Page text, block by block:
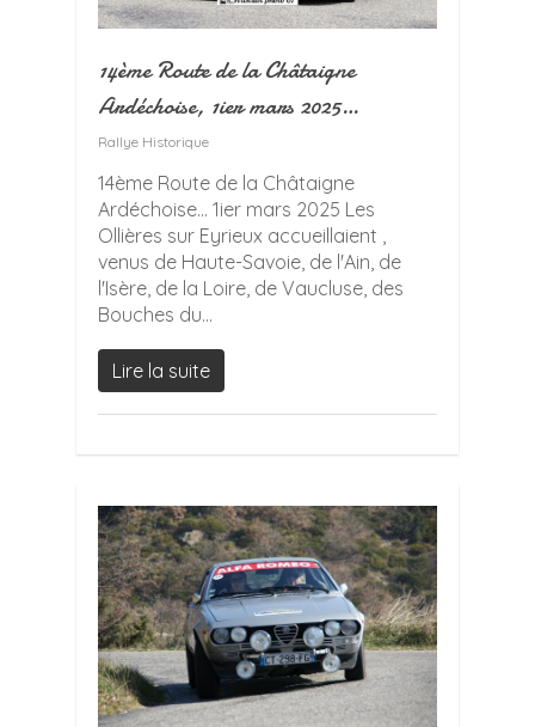
14ème Route de la Châtaigne
Ardéchoise, 1ier mars 2025…
Rallye Historique
14ème Route de la Châtaigne
Ardéchoise... 1ier mars 2025 Les
Ollières sur Eyrieux accueillaient ,
venus de Haute-Savoie, de l'Ain, de
l'Isère, de la Loire, de Vaucluse, des
Bouches du...
Lire la suite